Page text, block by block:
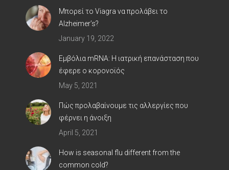
Μπορεί το Viagra να προλάβει το
Alzheimer’s?
January 19, 2022
Εμβόλια mRNA: Η ιατρική επανάσταση που
έφερε ο κορoνοϊός
May 5, 2021
Πώς προλαβαίνουμε τις αλλεργίες που
φέρνει η άνοιξη
April 5, 2021
How is seasonal flu different from the
common cold?